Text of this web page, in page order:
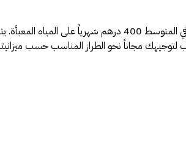
تبدأ أنظمة التناضح العكسي من قطرات من 1500 درهم، شاملة التركيب والخرطوشة الأولى. بالمقارنة، تنفق